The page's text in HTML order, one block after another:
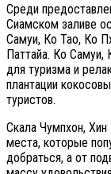
Среди
Сиамском заливе
Самуи, Ко Тао, Ко
Паттайа. Ко Самуи,
для туризма и
плантации
туристов.
Скала Чумпхон,
места, которые
добраться, а от